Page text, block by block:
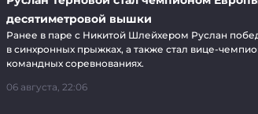
десятиметровой вышки
Ранее в паре с Никитой Шлейхером Руслан
в синхронных прыжках, а также стал вице-
командных соревнованиях.
06 августа, 22:06